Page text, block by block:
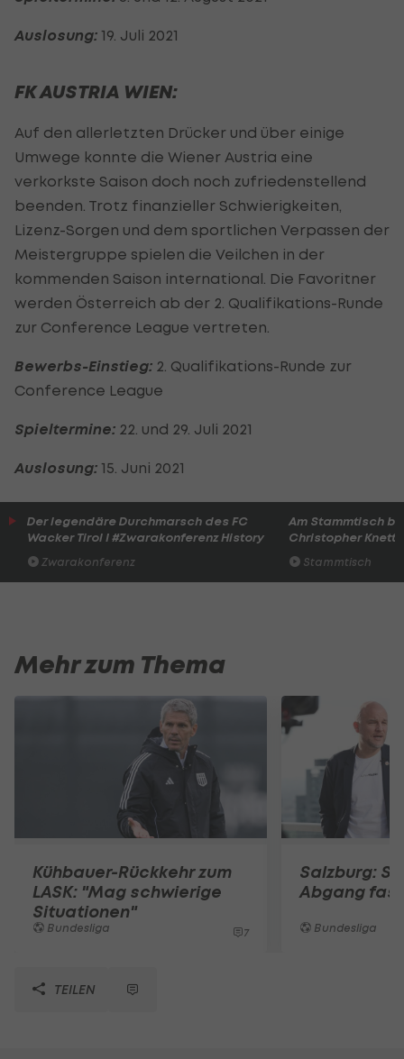
Auslosung: 19. Juli 2021
FK AUSTRIA WIEN:
Auf den allerletzten Drücker und über einige
Umwege konnte die Wiener Austria eine
verkorkste Saison doch noch zufriedenstellend
beenden. Trotz finanzieller Schwierigkeiten,
Lizenz-Sorgen und dem sportlichen Verpassen der
Meistergruppe spielen die Veilchen in der
kommenden Saison international. Die Favoritner
werden Österreich ab der 2. Qualifikations-Runde
zur Conference League vertreten.
Bewerbs-Einstieg: 2. Qualifikations-Runde zur
Conference League
Spieltermine: 22. und 29. Juli 2021
Auslosung: 15. Juni 2021
Der legendäre Durchmarsch des FC
Wacker Tirol I #Zwarakonferenz History
Zwarakonferenz
Am Stammtisch
Christopher Knett
Stammtisch
Mehr zum Thema
Kühbauer-Rückkehr zum
LASK: "Mag schwierige
Situationen"
Bundesliga 7
Salzburg:
Abgang
Bundesliga
TEILEN